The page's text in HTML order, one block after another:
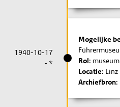
1940-10-17
- *
Mogelijke
Rol: museum
Locatie: Linz
Archiefbron: